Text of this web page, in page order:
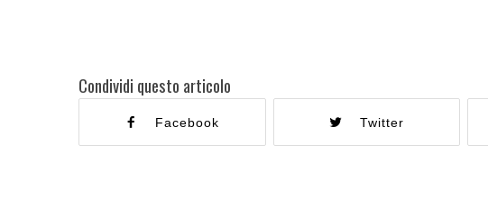
Condividi questo articolo
Facebook Twitter